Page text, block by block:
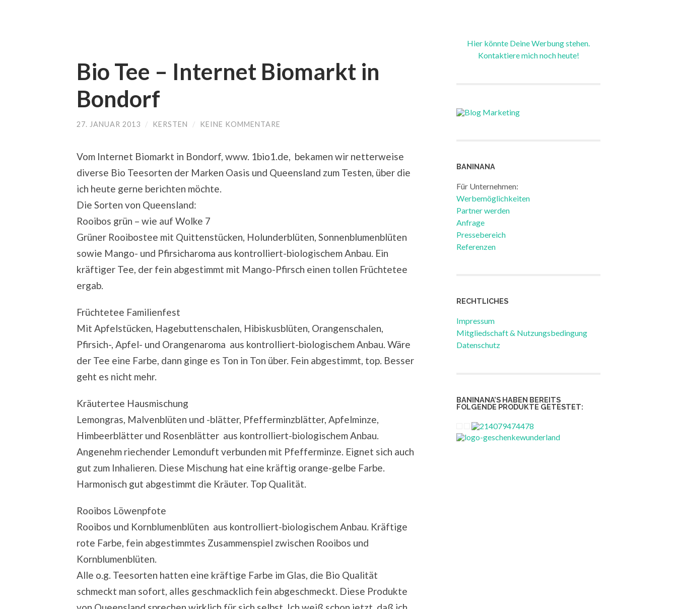
Bio Tee – Internet Biomarkt in
Bondorf
27. JANUAR 2013 / KERSTEN / KEINE KOMMENTARE
Vom Internet Biomarkt in Bondorf, www. 1bio1.de, bekamen wir netterweise
diverse Bio Teesorten der Marken Oasis und Queensland zum Testen, über die
ich heute gerne berichten möchte.
Die Sorten von Queensland:
Rooibos grün – wie auf Wolke 7
Grüner Rooibostee mit Quittenstücken, Holunderblüten, Sonnenblumenblüten
sowie Mango- und Pfirsicharoma aus kontrolliert-biologischem Anbau. Ein
kräftiger Tee, der fein abgestimmt mit Mango-Pfirsch einen tollen Früchtetee
ergab.
Früchtetee Familienfest
Mit Apfelstücken, Hagebuttenschalen, Hibiskusblüten, Orangenschalen,
Pfirsich-, Apfel- und Orangenaroma aus kontrolliert-biologischem Anbau. Wäre
der Tee eine Farbe, dann ginge es Ton in Ton über. Fein abgestimmt, top. Besser
geht es nicht mehr.
Kräutertee Hausmischung
Lemongras, Malvenblüten und -blätter, Pfefferminzblätter, Apfelminze,
Himbeerblätter und Rosenblätter aus kontrolliert-biologischem Anbau.
Angenehm riechender Lemonduft verbunden mit Pfefferminze. Eignet sich auch
gut zum Inhalieren. Diese Mischung hat eine kräftig orange-gelbe Farbe.
Harmonisch gut abgestimmt die Kräuter. Top Qualität.
Rooibos Löwenpfote
Rooibos und Kornblumenblüten aus kontrolliert-biologischem Anbau. Kräftige
rote Farbe, fein abgestimmtes Zusammenspiel zwischen Rooibos und
Kornblumenblüten.
Alle o.g. Teesorten hatten eine kräftige Farbe im Glas, die Bio Qualität
schmeckt man sofort, alles geschmacklich fein abgeschmeckt. Diese Produkte
Hier könnte Deine Werbung stehen.
Kontaktiere mich noch heute!
BANINANA
Für Unternehmen:
Werbemöglichkeiten
Partner werden
Anfrage
Pressebereich
Referenzen
RECHTLICHES
Impressum
Mitgliedschaft & Nutzungsbedingung
Datenschutz
BANINANA’S HABEN BEREITS
FOLGENDE PRODUKTE GETESTET: